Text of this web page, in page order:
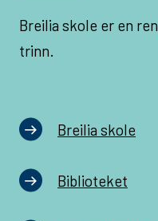
Breilia skole er en
trinn.
Breilia skole
Biblioteket